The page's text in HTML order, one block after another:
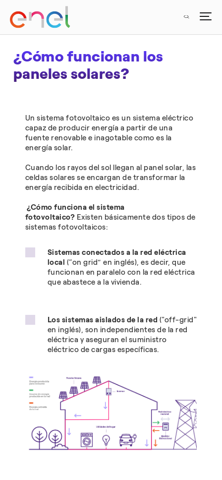
¿Cómo funcionan los
paneles solares?
Un sistema fotovoltaico es un sistema eléctrico
capaz de producir energía a partir de una
fuente renovable e inagotable como es la
energía solar.
Cuando los rayos del sol llegan al panel solar, las
celdas solares se encargan de transformar la
energía recibida en electricidad.
¿Cómo funciona el sistema
fotovoltaico? Existen básicamente dos tipos de
sistemas fotovoltaicos:
Sistemas conectados a la red eléctrica
local (“on grid” en inglés), es decir, que
funcionan en paralelo con la red eléctrica
que abastece a la vivienda.
Los sistemas aislados de la red ("off-grid"
en inglés), son independientes de la red
eléctrica y aseguran el suministro
eléctrico de cargas específicas.